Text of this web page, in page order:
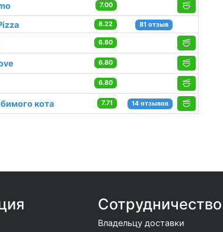
7.00
8.22 81 отзыв
6.80
6.80
6.80
кота 7.71 14 отзывов
Сотрудничество
Владельцу доставки